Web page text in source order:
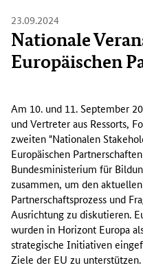
23.09.2024
Nationale
Europäischen
m
1
0
.
u
n
d
1
1
.
Am 10. und 11. September
und Vertreter aus Ressorts,
zweiten "Nationalen
Europäischen
Bundesministerium für
zusammen, um den
Partnerschaftsprozess und
Ausrichtung zu diskutieren.
wurden in Horizont Europa
strategische Initiativen
Ziele der EU zu unterstützen.